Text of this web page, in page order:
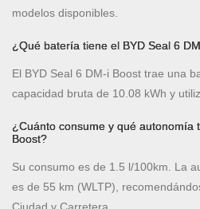
modelos disponibles.
¿Qué batería tiene el BYD Seal 6
El BYD Seal 6 DM-i Boost trae una
capacidad bruta de 10.08 kWh y
¿Cuánto consume y qué autonomía
Boost?
Su consumo es de 1.5 l/100km. La
es de 55 km (WLTP),
Ciudad y Carretera.